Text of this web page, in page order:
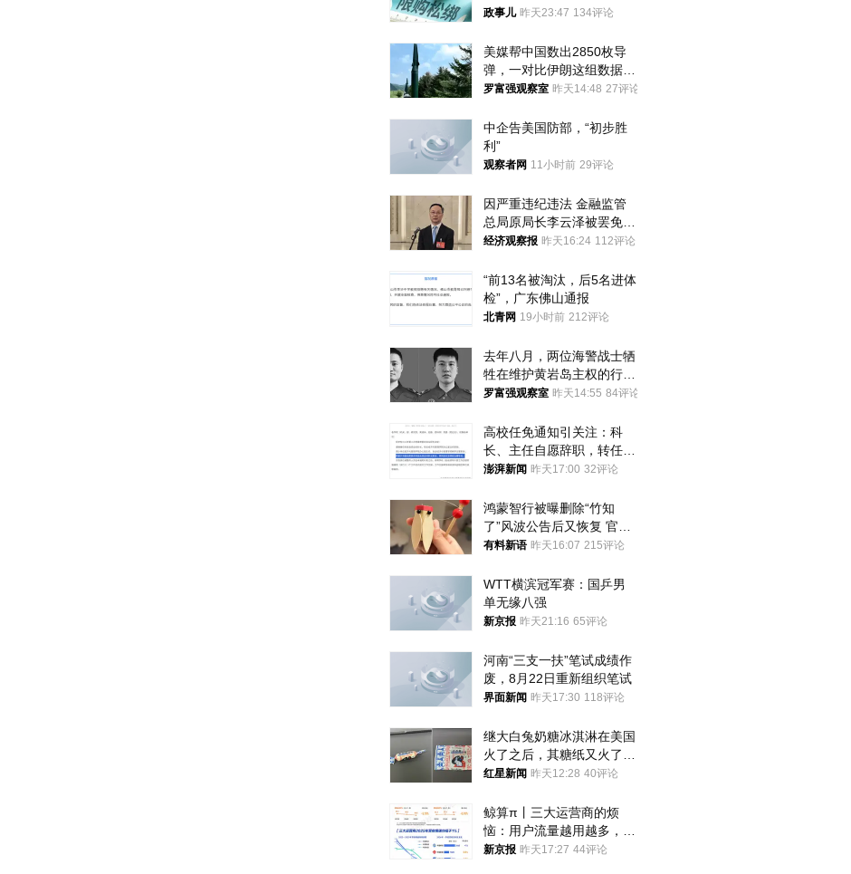
政事儿 昨天23:47 134评论
美媒帮中国数出2850枚导
弹，一对比伊朗这组数据，
发现出大事了
罗富强观察室 昨天14:48 27评论
中企告美国防部，“初步胜
利”
观察者网 11小时前 29评论
因严重违纪违法 金融监管
总局原局长李云泽被罢免全
国人大代表
经济观察报 昨天16:24 112评论
“前13名被淘汰，后5名进体
检”，广东佛山通报
北青网 19小时前 212评论
去年八月，两位海警战士牺
牲在维护黄岩岛主权的行动
中
罗富强观察室 昨天14:55 84评论
高校任免通知引关注：科
长、主任自愿辞职，转任思
政辅导员
澎湃新闻 昨天17:00 32评论
鸿蒙智行被曝删除“竹知
了”风波公告后又恢复 官媒
曾力挺：劝华为要大度的，
有料新语 昨天16:07 215评论
WTT横滨冠军赛：国乒男
单无缘八强
新京报 昨天21:16 65评论
河南“三支一扶”笔试成绩作
废，8月22日重新组织笔试
界面新闻 昨天17:30 118评论
继大白兔奶糖冰淇淋在美国
火了之后，其糖纸又火了！
海外博主盛赞：平面设计经
红星新闻 昨天12:28 40评论
鲸算π丨三大运营商的烦
恼：用户流量越用越多，收
入却越来越少
新京报 昨天17:27 44评论